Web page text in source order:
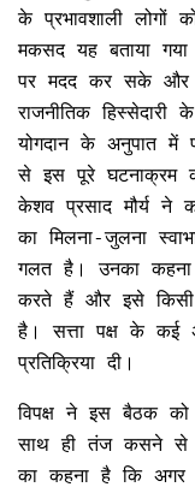
के प्रभावशाली लोगों
मकसद यह बताया
पर मदद कर सके और
राजनीतिक
योगदान के अनुपात में
से इस पूरे घटनाक्रम
केशव प्रसाद मौर्य ने
का मिलना-जुलना
गलत है। उनका
करते हैं और इसे किसी
है। सत्ता पक्ष के कई
प्रतिक्रिया दी।
विपक्ष ने इस बैठक को
साथ ही तंज कसने से
का कहना है कि अगर